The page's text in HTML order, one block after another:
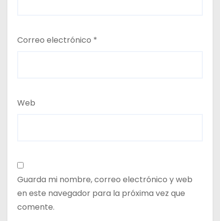
Correo electrónico *
Web
Guarda mi nombre, correo electrónico y web
en este navegador para la próxima vez que
comente.